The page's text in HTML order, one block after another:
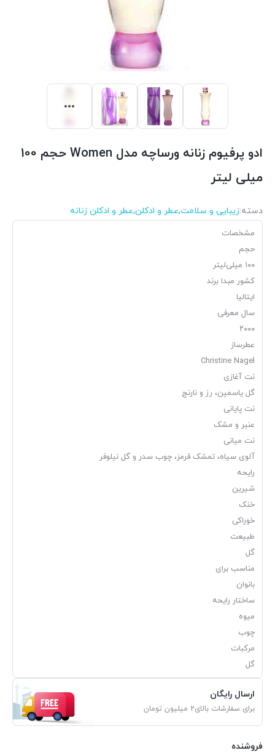
ادو پرفیوم زنانه ورساچه مدل Women حجم 100
میلی لیتر
دسته:زیبایی و سلامت,عطر و ادکلن,عطر و ادکلن زنانه
مشخصات
حجم
۱۰۰ میلی‌لیتر
کشور مبدا برند
ایتالیا
سال معرفی
۲۰۰۰
عطرساز
Christine Nagel
نت آغازی
گل یاسمین، رز و نارنج
نت پایانی
عنبر و مشک
نت میانی
آلوی سیاه، تمشک قرمز، چوب سدر و گل نیلوفر
رایحه
شیرین
خنک
خوراکی
طبیعت
گل
مناسب برای
بانوان
ساختار رایحه
میوه
چوب
مرکبات
گل
ارسال رایگان
برای سفارشات بالای2 میلیون تومان
فروشنده